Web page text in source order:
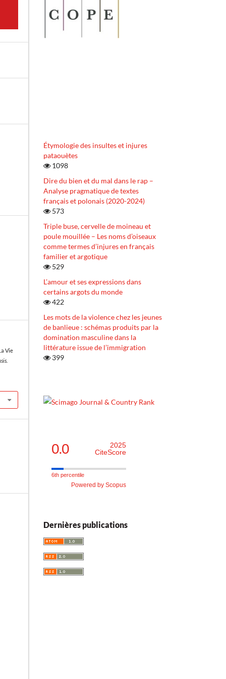
Vie
Étymologie des insultes et injures
pataouètes
1098
Dire du bien et du mal dans le rap –
Analyse pragmatique de textes
français et polonais (2020-2024)
573
Triple buse, cervelle de moineau et
poule mouillée – Les noms d’oiseaux
comme termes d’injures en français
familier et argotique
529
L’amour et ses expressions dans
certains argots du monde
422
Les mots de la violence chez les jeunes
de banlieue : schémas produits par la
domination masculine dans la
littérature issue de l’immigration
399
0.0
2025
CiteScore
6th percentile
Powered by Scopus
Dernières publications